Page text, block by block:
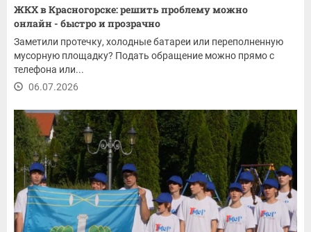
ЖКХ в Красногорске: решить проблему можно
онлайн - быстро и прозрачно
Заметили протечку, холодные батареи или переполненную
мусорную площадку? Подать обращение можно прямо с
телефона или...
06.07.2026